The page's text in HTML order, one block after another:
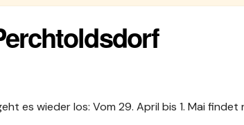
es wieder los: Vom 29. April bis 1. Mai findet